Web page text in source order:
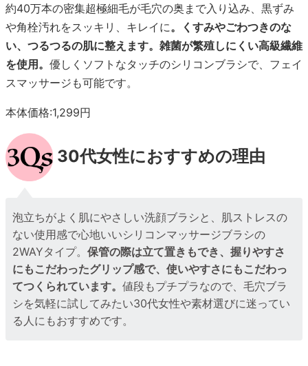
約40万本の密集超極細毛が毛穴の奥まで入り込み、黒ずみ
や角栓汚れをスッキリ、キレイに。くすみやごわつきのな
い、つるつるの肌に整えます。雑菌が繁殖しにくい高級繊維
を使用。 優しくソフトなタッチのシリコンブラシで、フェイ
スマッサージも可能です。
本体価格:1,299円
30代女性におすすめの理由
泡立ちがよく肌にやさしい洗顔ブラシと、肌ストレスの
ない使用感で心地いいシリコンマッサージブラシの
2WAYタイプ。保管の際は立て置きもでき、握りやすさ
にもこだわったグリップ感で、使いやすさにもこだわっ
てつくられています。値段もプチプラなので、毛穴ブラ
シを気軽に試してみたい30代女性や素材選びに迷ってい
る人にもおすすめです。